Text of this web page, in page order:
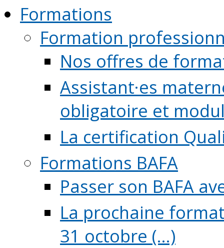
Formations
Formation
Nos offres de
Assistant·es
obligatoire et
La certification
Formations BAFA
Passer son BAFA
La prochaine
31 octobre (...)